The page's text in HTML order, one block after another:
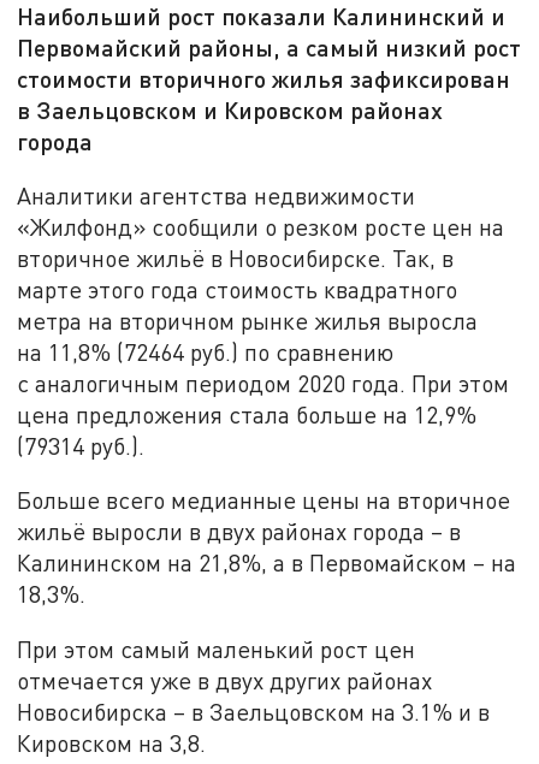
Наибольший рост показали Калининский и
Первомайский районы, а самый низкий рост
стоимости вторичного жилья зафиксирован
в Заельцовском и Кировском районах
города
Аналитики агентства недвижимости
«Жилфонд» сообщили о резком росте цен на
вторичное жильё в Новосибирске. Так, в
марте этого года стоимость квадратного
метра на вторичном рынке жилья выросла
на 11,8% (72464 руб.) по сравнению
с аналогичным периодом 2020 года. При этом
цена предложения стала больше на 12,9%
(79314 руб.).
Больше всего медианные цены на вторичное
жильё выросли в двух районах города – в
Калининском на 21,8%, а в Первомайском – на
18,3%.
При этом самый маленький рост цен
отмечается уже в двух других районах
Новосибирска – в Заельцовском на 3.1% и в
Кировском на 3,8.